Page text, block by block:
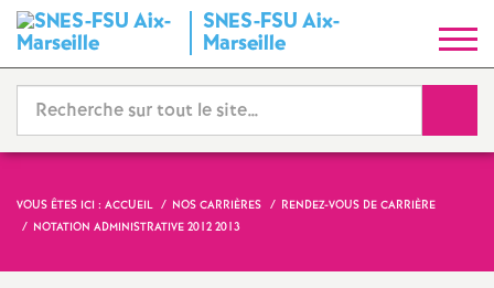
SNES-FSU Aix-
Marseille
y
n
d
i
VOUS ÊTES ICI : ACCUEIL NOS CARRIÈRES
RENDEZ-VOUS DE CARRIÈRE
NOTATION ADMINISTRATIVE 2012 2013